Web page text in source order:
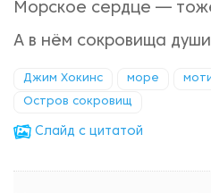
Морское сердце —
А в нём сокровища
Джим Хокинс море
Остров сокровищ
Cлайд с цитатой